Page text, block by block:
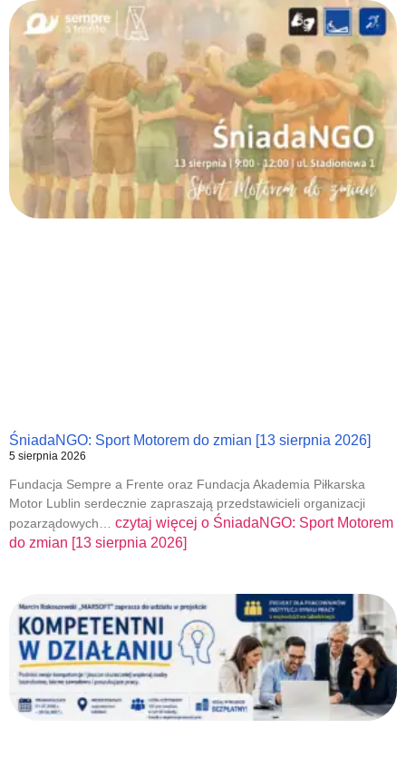
ŚniadaNGO: Sport Motorem do zmian [13 sierpnia 2026]
5 sierpnia 2026
Fundacja Sempre a Frente oraz Fundacja Akademia Piłkarska
Motor Lublin serdecznie zapraszają przedstawicieli organizacji
pozarządowych… czytaj więcej o ŚniadaNGO: Sport Motorem
do zmian [13 sierpnia 2026]